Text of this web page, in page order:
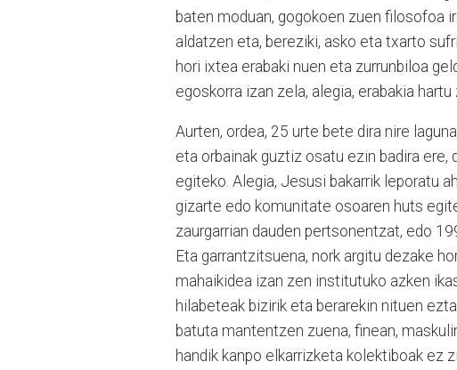
baten moduan, gogokoen zuen filosofoa
aldatzen eta, bereziki, asko eta txarto
hori ixtea erabaki nuen eta zurrunbiloa
egoskorra izan zela, alegia, erabakia
Aurten, ordea, 25 urte bete dira nire
eta orbainak guztiz osatu ezin badira
egiteko. Alegia, Jesusi bakarrik leporatu
gizarte edo komunitate osoaren huts
zaurgarrian dauden pertsonentzat, edo
Eta garrantzitsuena, nork argitu dezake
mahaikidea izan zen institutuko azken
hilabeteak bizirik eta berarekin nituen
batuta mantentzen zuena, finean,
handik kanpo elkarrizketa kolektiboak ez